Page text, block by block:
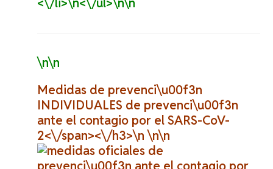
<\/li>\n<\/ul>\n\n
\n\n
Medidas de prevenci\u00f3n
INDIVIDUALES de prevenci\u00f3n
ante el contagio por el SARS-CoV-
2<\/span><\/h3>\n \n\n